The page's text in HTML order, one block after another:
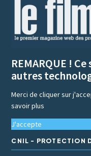
REMARQUE !
autres
Merci de cliquer sur
savoir plus
J'accepte
CNIL - PROTECTION